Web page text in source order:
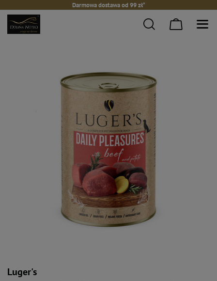
Darmowa dostawa od 99 zł*
Luger's